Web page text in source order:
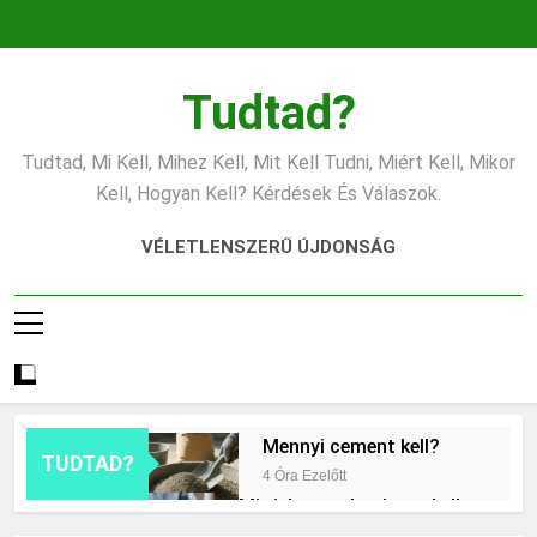
Tudtad?
Tudtad, Mi Kell, Mihez Kell, Mit Kell Tudni, Miért Kell, Mikor
Kell, Hogyan Kell? Kérdések És Válaszok.
VÉLETLENSZERŰ ÚJDONSÁG
TUDTAD?
Mennyi cement kell?
4 Óra Ezelőtt
Mit jelent a thm hogy kell